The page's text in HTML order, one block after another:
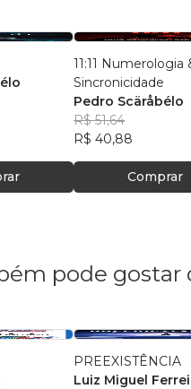
11:11 Numerologia
Sincronicidade
Pedro Scäråbélo
R$ 51,64
R$ 40,88
Comprar
pode gostar
PREEXISTÊNCIA
Luiz Miguel